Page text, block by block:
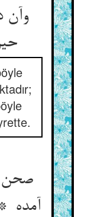
وآن
صحن
آمده